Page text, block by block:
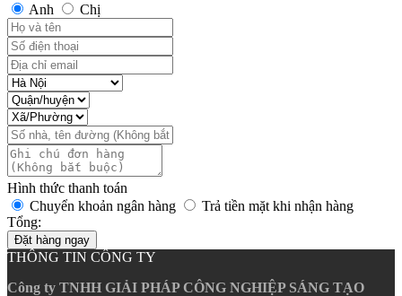
Anh
Chị
Hình thức thanh toán
Chuyển khoản ngân hàng
Trả tiền mặt khi nhận hàng
Tổng:
Đặt hàng ngay
THÔNG TIN CÔNG TY
Công ty TNHH GIẢI PHÁP CÔNG NGHIỆP SÁNG TẠO